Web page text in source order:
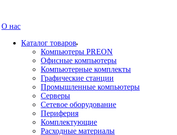
О нас
Каталог товаров
Компьютеры PREON
Офисные компьютеры
Компьютерные комплекты
Графические станции
Промышленные компьютеры
Серверы
Сетевое оборудование
Периферия
Комплектующие
Расходные материалы